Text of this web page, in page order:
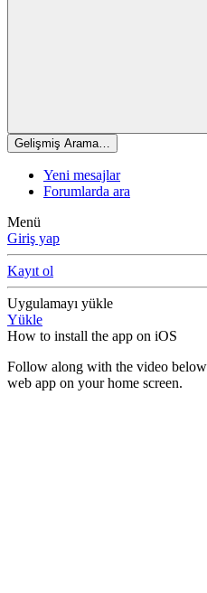
Gelişmiş Arama…
Yeni mesajlar
Forumlarda ara
Menü
Giriş yap
Kayıt ol
Uygulamayı yükle
Yükle
How to install the app on iOS
Follow along with the video
web app on your home screen.